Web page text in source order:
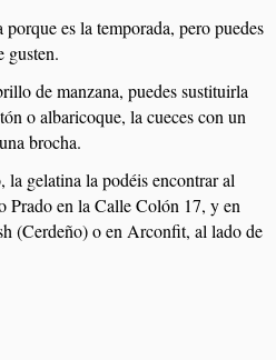
es la temporada, pero puedes
gusten.
de manzana, puedes sustituirla
o albaricoque, la cueces con un
brocha.
gelatina la podéis encontrar al
Prado en la Calle Colón 17, y en
(Cerdeño) o en Arconfit, al lado de